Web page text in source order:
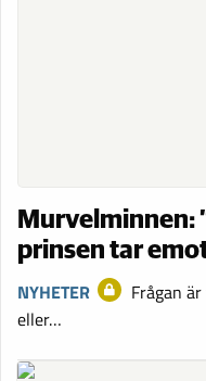
Murvelminnen:
prinsen tar
NYHETER
Frågan
eller…